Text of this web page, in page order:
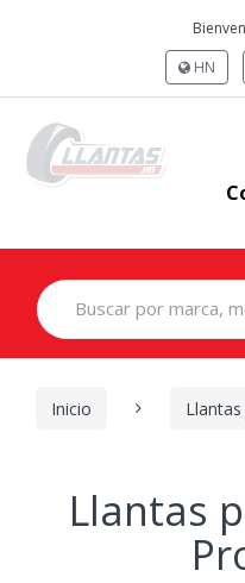
HN
Search
for:
Inicio
Llantas